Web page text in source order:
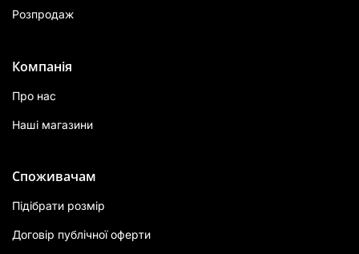
Розпродаж
Компанія
Про нас
Наші магазини
Споживачам
Підібрати розмір
Договір публічної оферти